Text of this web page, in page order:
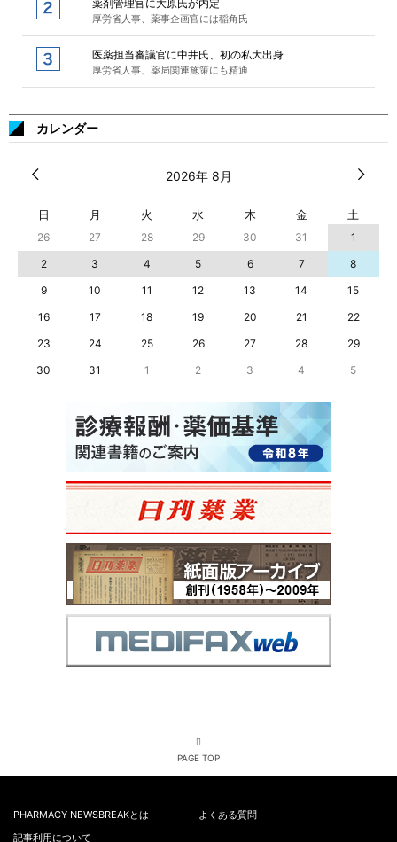
薬剤管理官に大原氏が内定
厚労省人事、薬事企画官には稲角氏
医薬担当審議官に中井氏、初の私大出身
厚労省人事、薬局関連施策にも精通
カレンダー
2026年 8月
日 月 火 水 木 金 土
26 27 28 29 30 31
1
2
3 4 5 6 7
8
9
10 11 12 13 14
15
16
17 18 19 20 21
22
23
24 25 26 27 28
29
30
31 1 2 3 4 5
PAGE TOP
PHARMACY NEWSBREAKとは
よくある質問
記事利用について